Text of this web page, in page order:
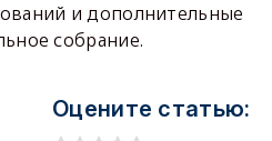
и дополнительные
собрание.
Оцените статью: